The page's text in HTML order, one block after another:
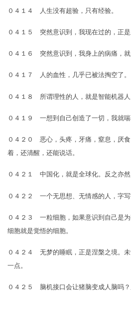
０４１４ 人生没有超验，只有经验。
０４１５ 突然意识到，我现在过的，正是
０４１６ 突然意识到，我身上的病痛，就
０４１７ 人的血性，几乎已被法掏空了。
０４１８ 所谓理性的人，就是智能机器人
０４１９ 一想到自己创造了一切，我就喘
０４２０ 恶心，头疼，牙痛，窒息，厌
着，还清醒，还能说话。
０４２１ 中国化，就是全球化。反之亦然
０４２２ 一个无思想、无情感的人，字写
０４２３ 一粒细胞，如果意识到自己是
细胞就是觉悟的细胞。
０４２４ 无梦的睡眠，正是涅槃之境。
一点。
０４２５ 脑机接口会让猪脑变成人脑吗？